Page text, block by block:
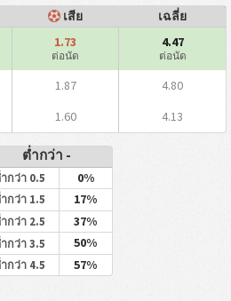
เสีย เฉลี่ย
1.73
ต่อนัด
4.47
ต่อนัด
1.87 4.80
1.60 4.13
ต่ำกว่า -
กว่า 0.5 0%
กว่า 1.5 17%
กว่า 2.5 37%
กว่า 3.5 50%
กว่า 4.5 57%